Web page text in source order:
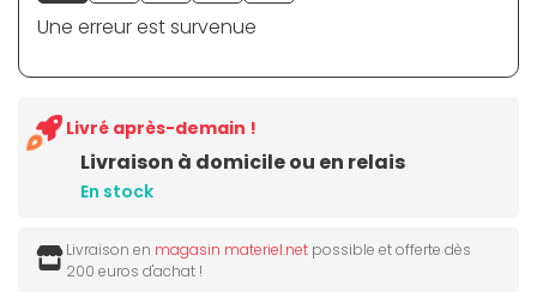
Une erreur est survenue
Livraison à domicile ou en relais
En stock
Livré après-demain !
Livraison en magasin materiel.net possible et offerte dès
200 euros d'achat !